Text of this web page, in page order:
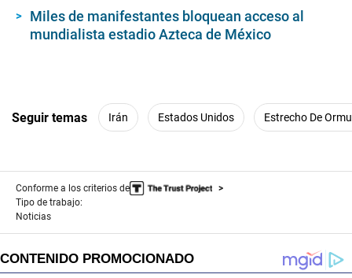
Miles de manifestantes bloquean acceso al
mundialista estadio Azteca de México
Seguir temas Irán Estados Unidos Estrecho De
Conforme a los criterios de
Tipo de trabajo:
Noticias